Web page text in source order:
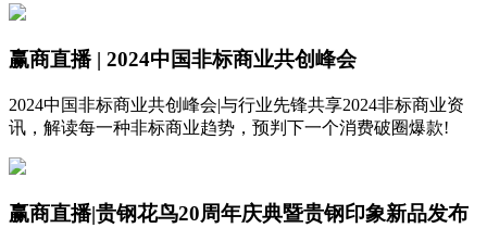
赢商直播 | 2024中国非标商业共创峰会
2024中国非标商业共创峰会|与行业先锋共享2024非标商业资
讯，解读每一种非标商业趋势，预判下一个消费破圈爆款!
赢商直播|贵钢花鸟20周年庆典暨贵钢印象新品发布